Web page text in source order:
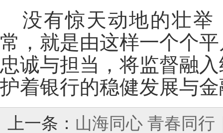
没有惊天动地的壮举
常，就是由这样一个个
忠诚与担当，将监督融
护着银行的稳健发展与
上一条： 山海同心 青春同行